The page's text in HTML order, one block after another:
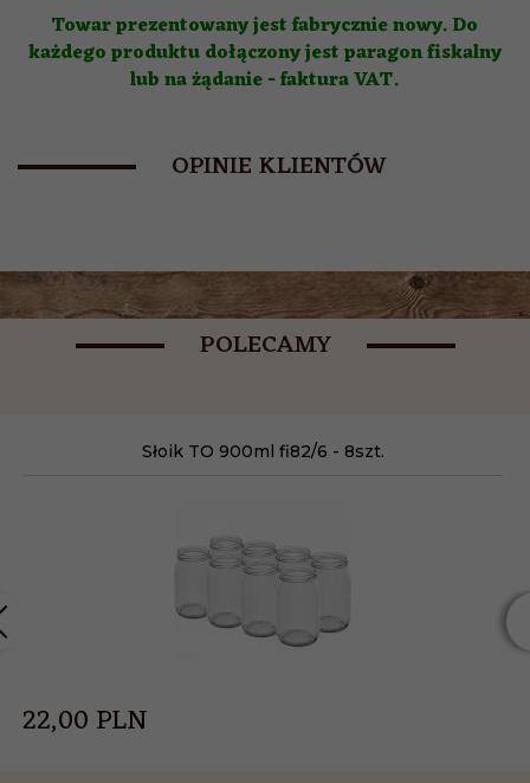
Towar prezentowany jest fabrycznie nowy. Do
każdego produktu dołączony jest paragon fiskalny
lub na żądanie - faktura VAT.
OPINIE KLIENTÓW
POLECAMY
Słoik TO 900ml fi82/6 - 8szt.
22,00PLN